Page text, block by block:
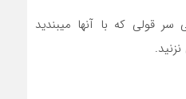
قولي که با آنها ميبنديد